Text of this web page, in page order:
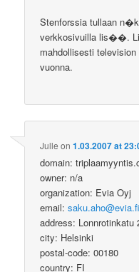
Stenforssia tullaan
verkkosivuilla lis��.
mahdollisesti
vuonna.
Julle on1.03.2007 at
domain:
owner: n/a
organization: Evia Oyj
email:saku.aho@evia.fi
address: Lonnrotinkatu
city: Helsinki
postal-code: 00180
country: FI